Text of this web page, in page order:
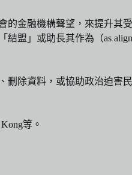
金融機構聲望，來提升其
」或助長其作為（as
除資料，或協助政治迫害
等。